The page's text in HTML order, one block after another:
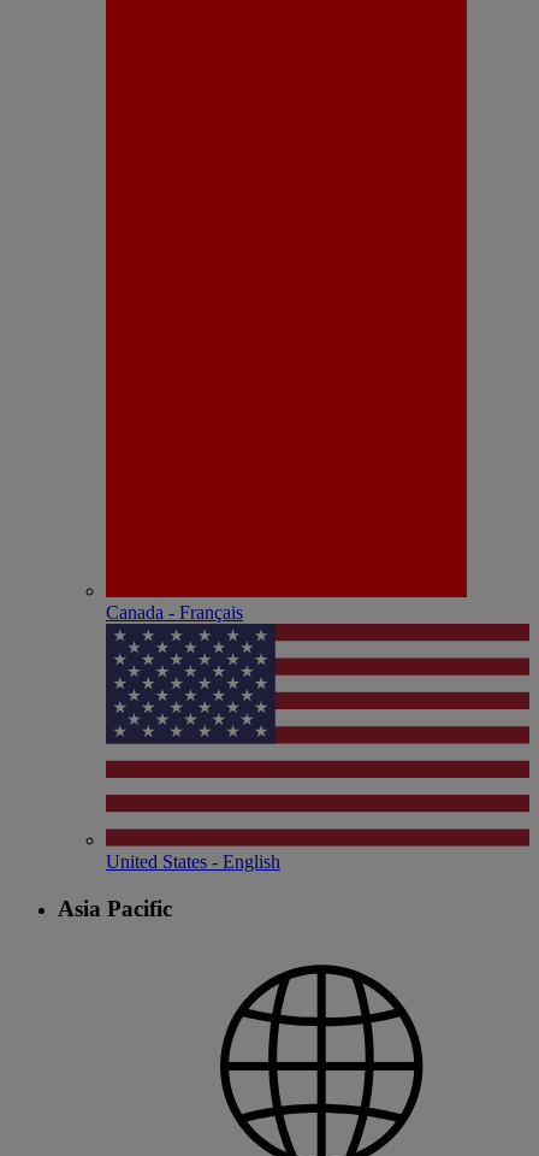
Canada - Français
United States - English
Asia Pacific